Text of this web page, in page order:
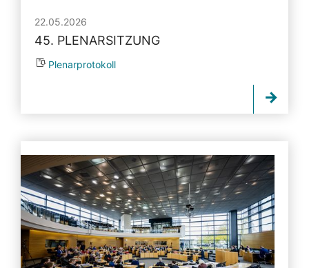
22.05.2026
45. PLENARSITZUNG
Plenarprotokoll